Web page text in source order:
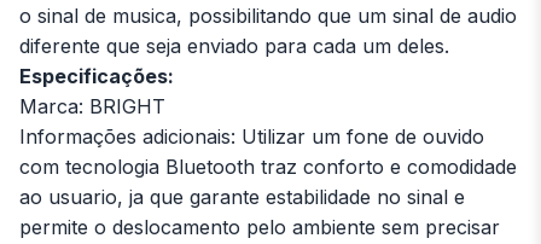
o sinal de musica, possibilitando que um sinal de audio
diferente que seja enviado para cada um deles.
Especificações:
Marca: BRIGHT
Informações adicionais: Utilizar um fone de ouvido
com tecnologia Bluetooth traz conforto e comodidade
ao usuario, ja que garante estabilidade no sinal e
permite o deslocamento pelo ambiente sem precisar